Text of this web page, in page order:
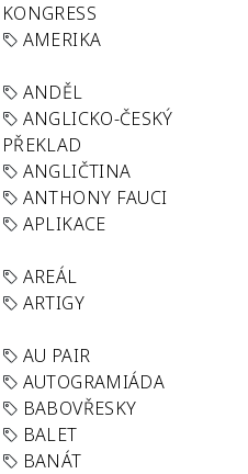
KONGRESS
AMERIKA
ANDĚL
ANGLICKO-ČESKÝ
PŘEKLAD
ANGLIČTINA
ANTHONY FAUCI
APLIKACE
AREÁL
ARTIGY
AU PAIR
AUTOGRAMIÁDA
BABOVŘESKY
BALET
BANÁT